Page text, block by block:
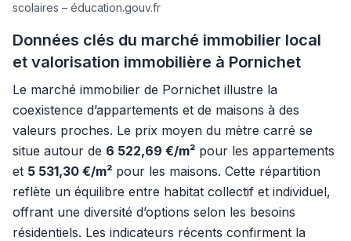
scolaires – éducation.gouv.fr
Données clés du marché immobilier local
et valorisation immobilière à Pornichet
Le marché immobilier de Pornichet illustre la
coexistence d’appartements et de maisons à des
valeurs proches. Le prix moyen du mètre carré se
situe autour de 6 522,69 €/m² pour les appartements
et 5 531,30 €/m² pour les maisons. Cette répartition
reflète un équilibre entre habitat collectif et individuel,
offrant une diversité d’options selon les besoins
résidentiels. Les indicateurs récents confirment la